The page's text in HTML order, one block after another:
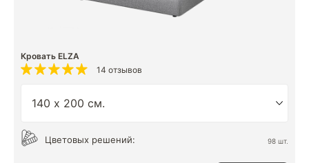
Кровать ELZA
14 отзывов
Цветовых решений: 98 шт.